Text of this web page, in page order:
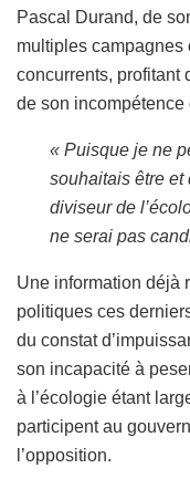
Pascal Durand, de
multiples campagnes
concurrents, profitant
de son
« Puisque je ne
souhaitais être et
diviseur de
ne serai pas
Une information déjà
politiques ces
du constat
son incapacité à
à l’écologie étant
participent au
l’opposition.